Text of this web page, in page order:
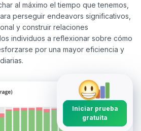
al máximo el tiempo que tenemos,
perseguir endeavors significativos,
y construir relaciones
individuos a reflexionar sobre cómo
por una mayor eficiencia y
Iniciar prueba
gratuita